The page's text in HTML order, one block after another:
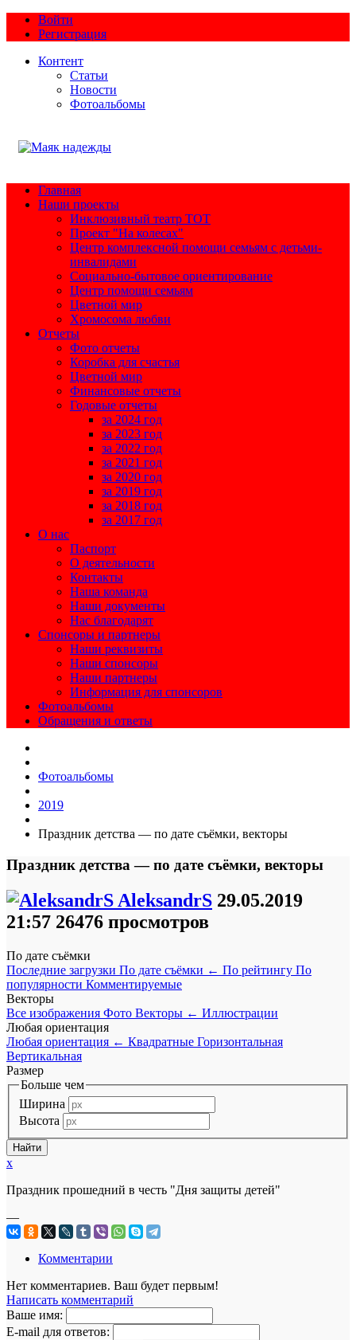
Войти
Регистрация
Контент
Статьи
Новости
Фотоальбомы
Главная
Наши проекты
Инклюзивный театр ТОТ
Проект "На колесах"
Центр комплексной помощи семьям с детьми-
инвалидами
Социально-бытовое ориентирование
Центр помощи семьям
Цветной мир
Хромосома любви
Отчеты
Фото отчеты
Коробка для счастья
Цветной мир
Финансовые отчеты
Годовые отчеты
за 2024 год
за 2023 год
за 2022 год
за 2021 год
за 2020 год
за 2019 год
за 2018 год
за 2017 год
О нас
Паспорт
О деятельности
Контакты
Наша команда
Наши документы
Нас благодарят
Спонсоры и партнеры
Наши реквизиты
Наши спонсоры
Наши партнеры
Информация для спонсоров
Фотоальбомы
Обращения и ответы
Фотоальбомы
2019
Праздник детства — по дате съёмки, векторы
Праздник детства — по дате съёмки, векторы
AleksandrS 29.05.2019
21:57 26476 просмотров
По дате съёмки
Последние загрузки По дате съёмки ← По рейтингу По
популярности Комментируемые
Векторы
Все изображения Фото Векторы ← Иллюстрации
Любая ориентация
Любая ориентация ← Квадратные Горизонтальная
Вертикальная
Размер
Больше чем
Ширина
Высота
x
Праздник прошедний в честь "Дня защиты детей"
—
Комментарии
Нет комментариев. Ваш будет первым!
Написать комментарий
Ваше имя:
E-mail для ответов: